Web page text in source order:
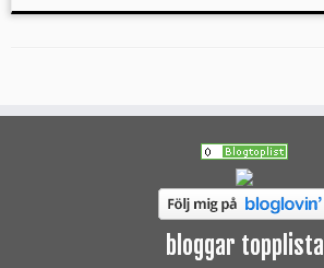
bloggar topplista